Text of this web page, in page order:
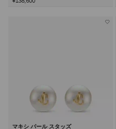
マキシ パール スタッズ